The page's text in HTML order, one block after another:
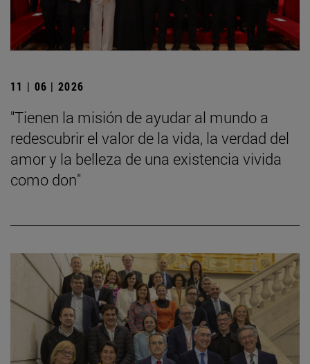
11 | 06 | 2026
"Tienen la misión de ayudar al mundo a
redescubrir el valor de la vida, la verdad del
amor y la belleza de una existencia vivida
como don"